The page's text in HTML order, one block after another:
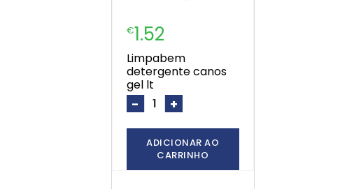
€1.52
limpabem
detergente canos
gel lt
- +
ADICIONAR AO
CARRINHO